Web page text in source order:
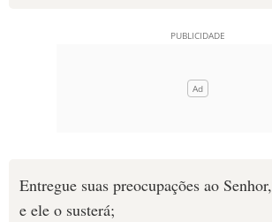
Entregue suas preocupações ao Senhor,
e ele o susterá;